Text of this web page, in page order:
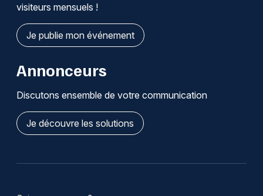
visiteurs mensuels !
Je publie mon événement
Annonceurs
Discutons ensemble de votre communication
Je découvre les solutions